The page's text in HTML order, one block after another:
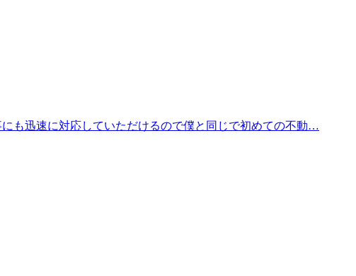
も迅速に対応していただけるので僕と同じで初めての不動…